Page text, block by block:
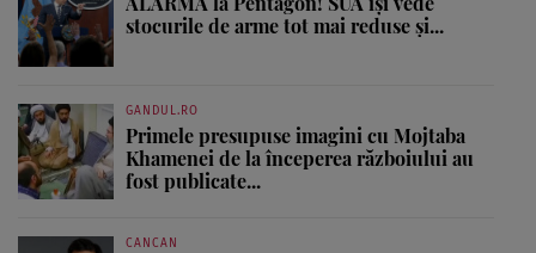
stocurile de arme tot mai reduse și...
GANDUL.RO
Primele presupuse imagini cu Mojtaba
Khamenei de la începerea războiului au
fost publicate...
CANCAN